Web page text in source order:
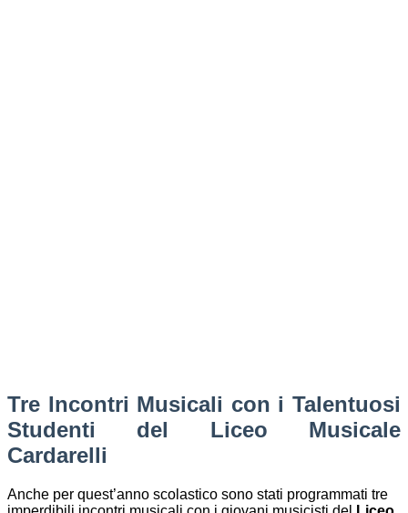
Tre Incontri Musicali con i Talentuosi
Studenti del Liceo Musicale
Cardarelli
Anche per quest’anno scolastico sono stati programmati tre